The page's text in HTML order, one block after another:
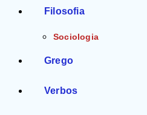
Filosofia
Sociologia
Grego
Verbos